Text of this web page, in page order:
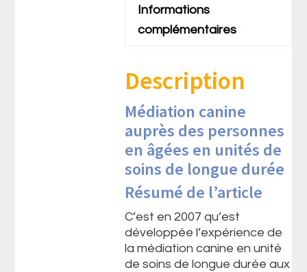
Informations
complémentaires
Description
Médiation canine
auprès des personnes
en âgées en unités de
soins de longue durée
Résumé de l’article
C’est en 2007 qu’est
développée l’expérience de
la médiation canine en unité
de soins de longue durée aux